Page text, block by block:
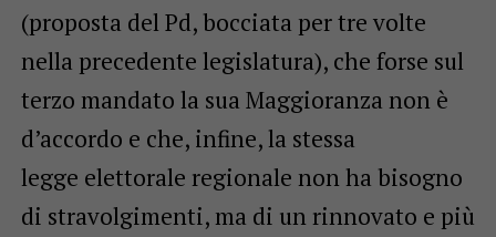
(proposta del Pd, bocciata per tre volte
nella precedente legislatura), che forse sul
terzo mandato la sua Maggioranza non è
d’accordo e che, infine, la stessa
legge elettorale regionale non ha bisogno
di stravolgimenti, ma di un rinnovato e più